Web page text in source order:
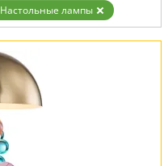
Настольные лампы